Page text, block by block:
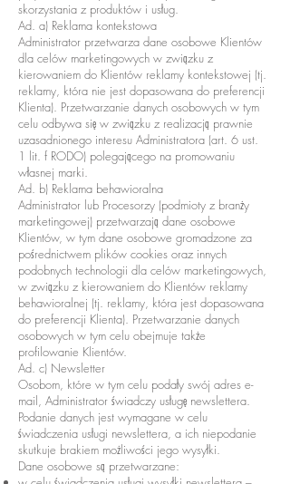
skorzystania z produktów i usług.
Ad. a) Reklama kontekstowa
Administrator przetwarza dane osobowe Klientów
dla celów marketingowych w związku z
kierowaniem do Klientów reklamy kontekstowej (tj.
reklamy, która nie jest dopasowana do preferencji
Klienta). Przetwarzanie danych osobowych w tym
celu odbywa się w związku z realizacją prawnie
uzasadnionego interesu Administratora (art. 6 ust.
1 lit. f RODO) polegającego na promowaniu
własnej marki.
Ad. b) Reklama behawioralna
Administrator lub Procesorzy (podmioty z branży
marketingowej) przetwarzają dane osobowe
Klientów, w tym dane osobowe gromadzone za
pośrednictwem plików cookies oraz innych
podobnych technologii dla celów marketingowych,
w związku z kierowaniem do Klientów reklamy
behawioralnej (tj. reklamy, która jest dopasowana
do preferencji Klienta). Przetwarzanie danych
osobowych w tym celu obejmuje także
profilowanie Klientów.
Ad. c) Newsletter
Osobom, które w tym celu podały swój adres e-
mail, Administrator świadczy usługę newslettera.
Podanie danych jest wymagane w celu
świadczenia usługi newslettera, a ich niepodanie
skutkuje brakiem możliwości jego wysyłki.
Dane osobowe są przetwarzane: